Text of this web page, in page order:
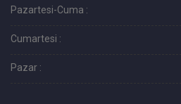
Pazartesi-Cuma :
Cumartesi :
Pazar :